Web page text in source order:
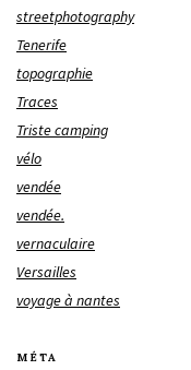
streetphotography
Tenerife
topographie
Traces
Triste camping
vélo
vendée
vendée.
vernaculaire
Versailles
voyage à nantes
MÉTA